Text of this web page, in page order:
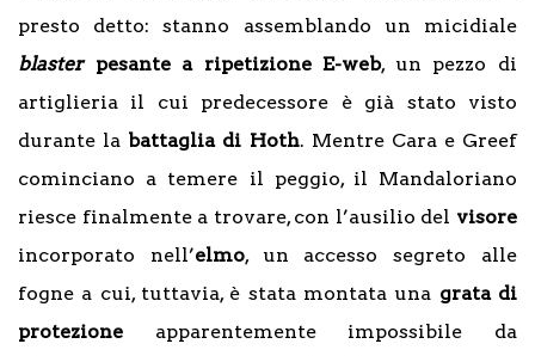
presto detto: stanno assemblando un micidiale
blaster pesante a ripetizione E-web, un pezzo di
artiglieria il cui predecessore è già stato visto
durante la battaglia di Hoth. Mentre Cara e Greef
cominciano a temere il peggio, il Mandaloriano
riesce finalmente a trovare, con l’ausilio del visore
incorporato nell’elmo, un accesso segreto alle
fogne a cui, tuttavia, è stata montata una grata di
protezione apparentemente impossibile da